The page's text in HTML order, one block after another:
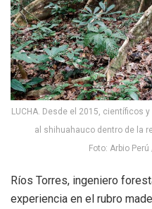
LUCHA. Desde el 2015, científicos
al shihuahauco dentro de la
Foto: Arbio
Ríos Torres, ingeniero
experiencia en el rubro